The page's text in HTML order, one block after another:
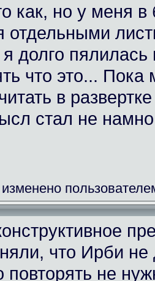
как, но у меня в
отдельными
долго пялилась
что это... Пока
в
стал не
что Ирби не
повторять не